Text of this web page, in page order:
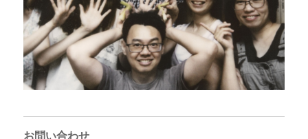
お問い合わせ